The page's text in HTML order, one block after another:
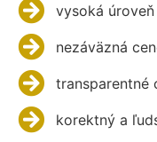
vysoká
nezáväzná
transparentné
korektný a